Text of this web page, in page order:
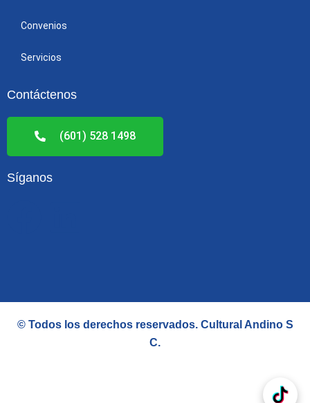
Convenios
Servicios
Contáctenos
(601) 528 1498
Síganos
e k
© Todos los derechos reservados. Cultural Andino S
C.